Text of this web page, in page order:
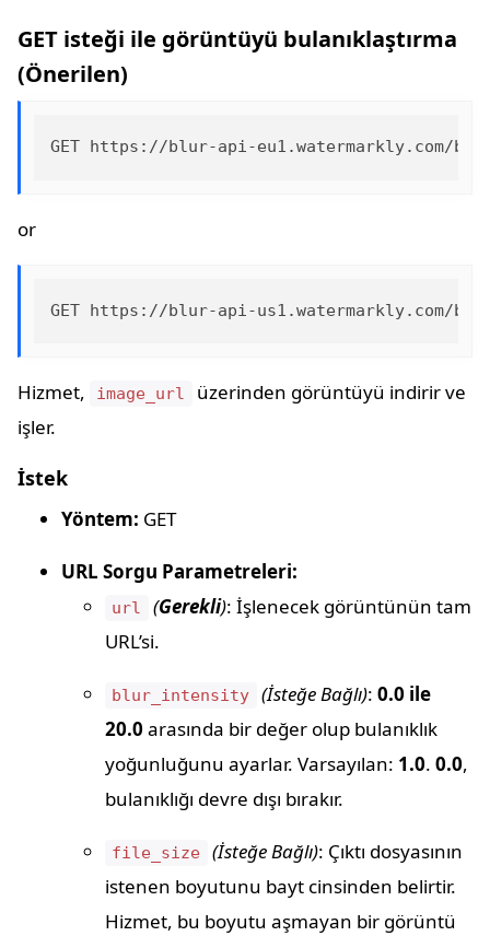
GET isteği ile görüntüyü bulanıklaştırma
(Önerilen)
or
Hizmet, image_url
üzerinden görüntüyü indirir ve
işler.
İstek
Yöntem: GET
URL Sorgu Parametreleri:
url (Gerekli): İşlenecek görüntünün tam
URL’si.
blur_intensity (İsteğe Bağlı): 0.0 ile
20.0 arasında bir değer olup bulanıklık
yoğunluğunu ayarlar. Varsayılan: 1.0. 0.0,
bulanıklığı devre dışı bırakır.
file_size (İsteğe Bağlı): Çıktı dosyasının
istenen boyutunu bayt cinsinden belirtir.
Hizmet, bu boyutu aşmayan bir görüntü